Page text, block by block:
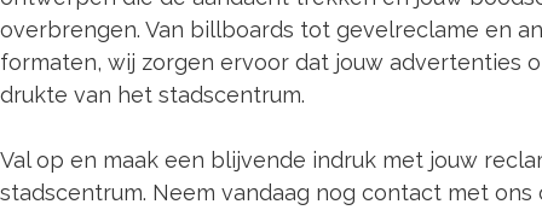
overbrengen. Van billboards tot gevelreclame en
formaten, wij zorgen ervoor dat jouw advertenties
drukte van het stadscentrum.
Val op en maak een blijvende indruk met jouw
stadscentrum. Neem vandaag nog contact met ons